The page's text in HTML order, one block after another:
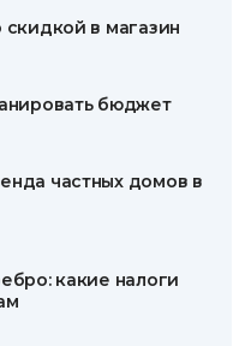
в ​​магазин
бюджет
частных домов в
какие налоги